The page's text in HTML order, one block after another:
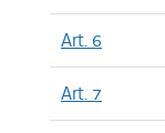
Art. 6
Art. 7